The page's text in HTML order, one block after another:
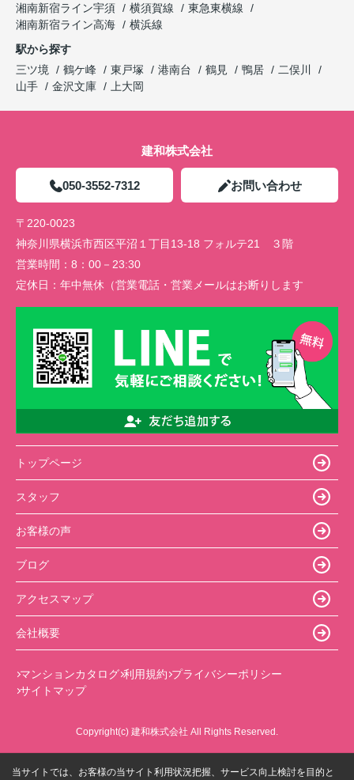
湘南新宿ライン宇須
横須賀線
東急東横線
湘南新宿ライン高海
横浜線
駅から探す
三ツ境
鶴ケ峰 東戸塚 港南台 鶴見 鴨居
二俣川
山手
金沢文庫 上大岡
建和株式会社
050-3552-7312 お問い合わせ
〒220-0023
神奈川県横浜市西区平沼１丁目13-18 フォルテ21 ３階
営業時間： 8：00－23:30
定休日： 年中無休（営業電話・営業メールはお断りします
トップページ
スタッフ
お客様の声
ブログ
アクセスマップ
会社概要
マンションカタログ 利用規約 プライバシーポリシー
サイトマップ
Copyright(c) 建和株式会社 All Rights Reserved.
当サイトでは、お客様の当サイト利用状況把握、サービス向上検討を目的と